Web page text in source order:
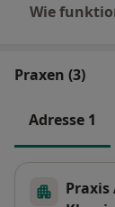
Wie
Praxen (3)
Adresse 1